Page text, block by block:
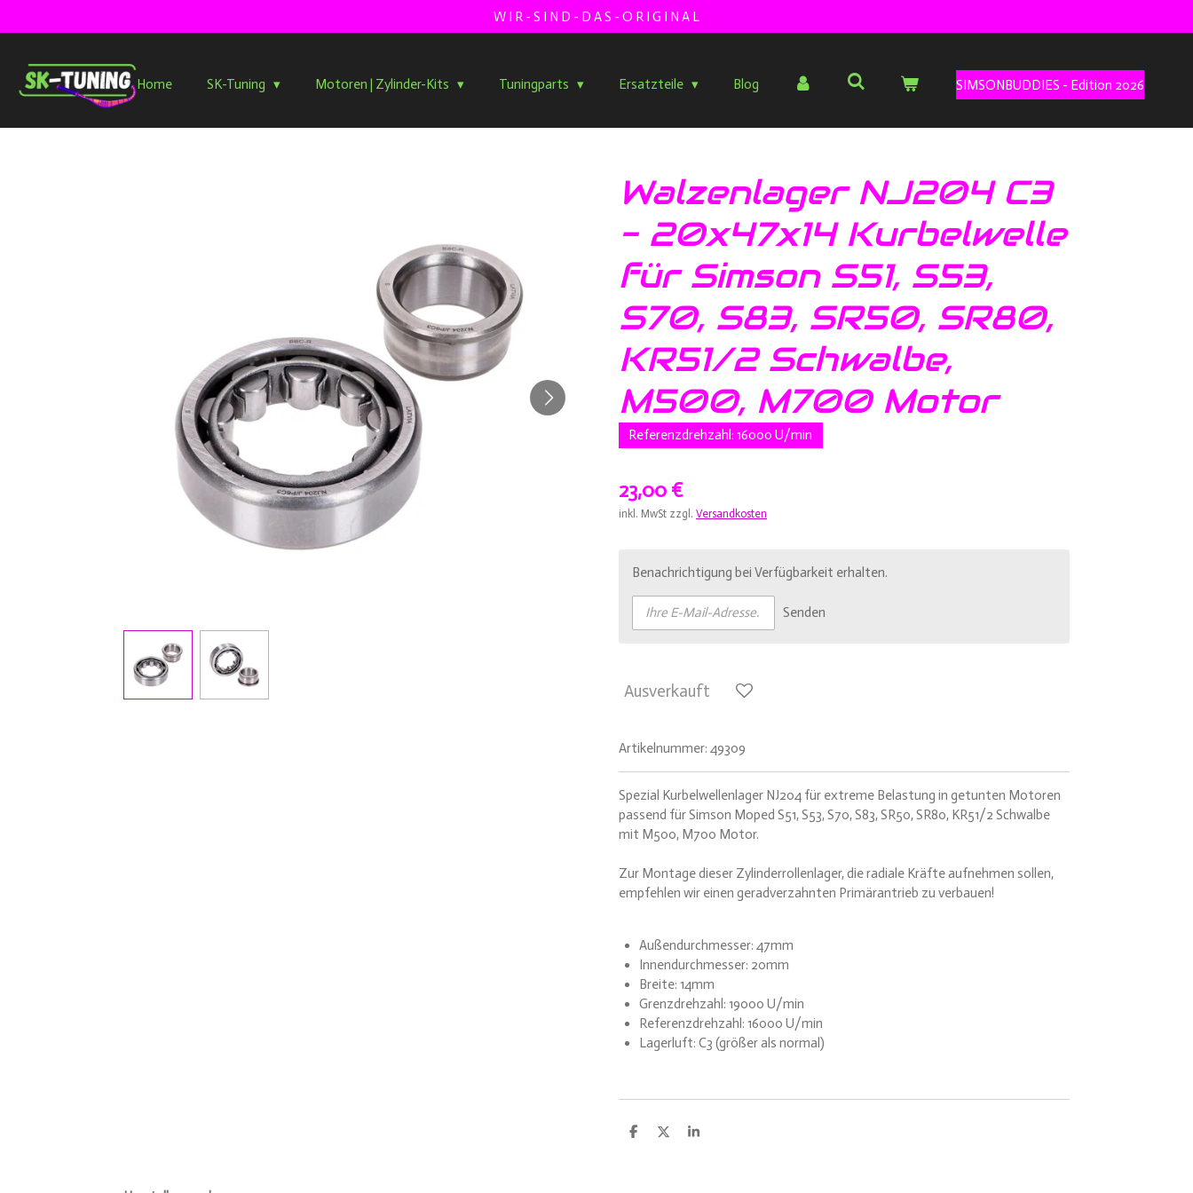
Hauptinhalt
W I R - S I N D - D A S - O R I G I N A L
Home SK-Tuning Motoren | Zylinder-Kits Tuningparts Ersatzteile Blog SIMSONBUDDIES - Edition 2026
Walzenlager NJ204 C3
- 20x47x14 Kurbelwelle
für Simson S51, S53,
S70, S83, SR50, SR80,
KR51/2 Schwalbe,
M500, M700 Motor
Referenzdrehzahl: 16000 U/min
23,00 €
inkl. MwSt zzgl. Versandkosten
Benachrichtigung bei Verfügbarkeit erhalten.
Senden
Ausverkauft
Artikelnummer: 49309
Spezial Kurbelwellenlager NJ204 für extreme Belastung in getunten Motoren
passend für Simson Moped S51, S53, S70, S83, SR50, SR80, KR51/2 Schwalbe
mit M500, M700 Motor.
Zur Montage dieser Zylinderrollenlager, die radiale Kräfte aufnehmen sollen,
empfehlen wir einen geradverzahnten Primärantrieb zu verbauen!
Außendurchmesser: 47mm
Innendurchmesser: 20mm
Breite: 14mm
Grenzdrehzahl: 19000 U/min
Referenzdrehzahl: 16000 U/min
Lagerluft: C3 (größer als normal)
T
T
T